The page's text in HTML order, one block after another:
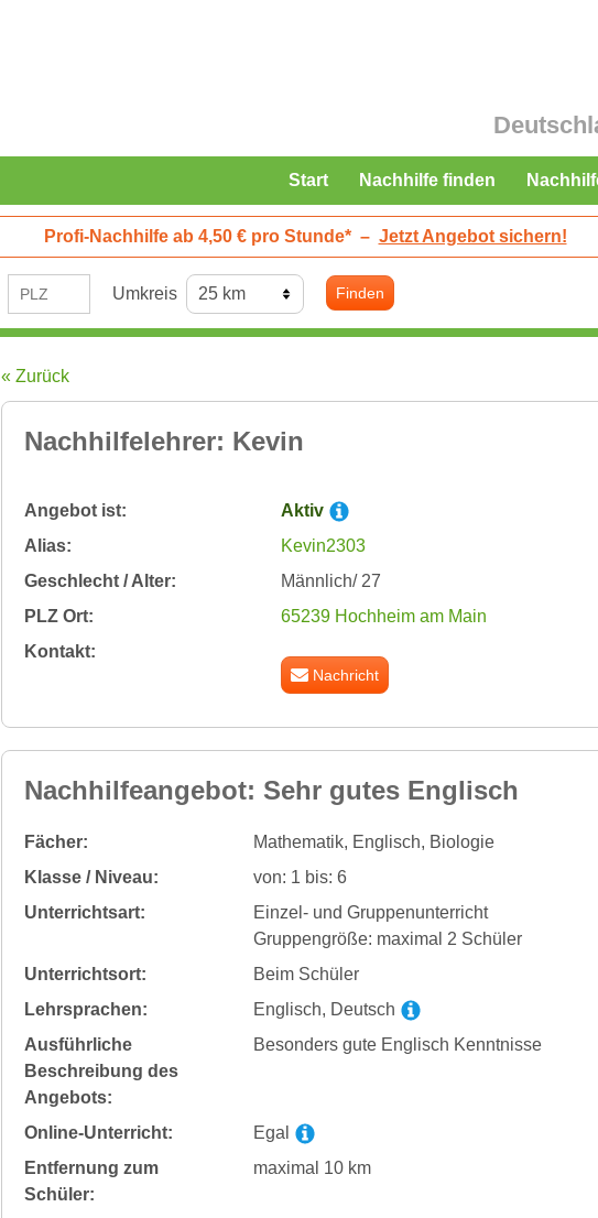
Start Nachhilfe finden
Profi-Nachhilfe ab 4,50 € pro Stunde* – Jetzt Angebot sichern!
Umkreis Finden
« Zurück
Nachhilfelehrer: Kevin
Angebot ist:
Aktiv
Alias:
Kevin2303
Geschlecht / Alter:
Männlich/ 27
PLZ Ort:
65239 Hochheim am Main
Kontakt:
Nachricht
Nachhilfeangebot: Sehr gutes Englisch
Fächer:
Mathematik, Englisch, Biologie
Klasse / Niveau:
von: 1 bis: 6
Unterrichtsart:
Einzel- und Gruppenunterricht
Gruppengröße: maximal 2 Schüler
Unterrichtsort:
Beim Schüler
Lehrsprachen:
Englisch, Deutsch
Ausführliche
Beschreibung des
Angebots:
Besonders gute Englisch Kenntnisse
Online-Unterricht:
Egal
Entfernung zum
Schüler:
maximal 10 km